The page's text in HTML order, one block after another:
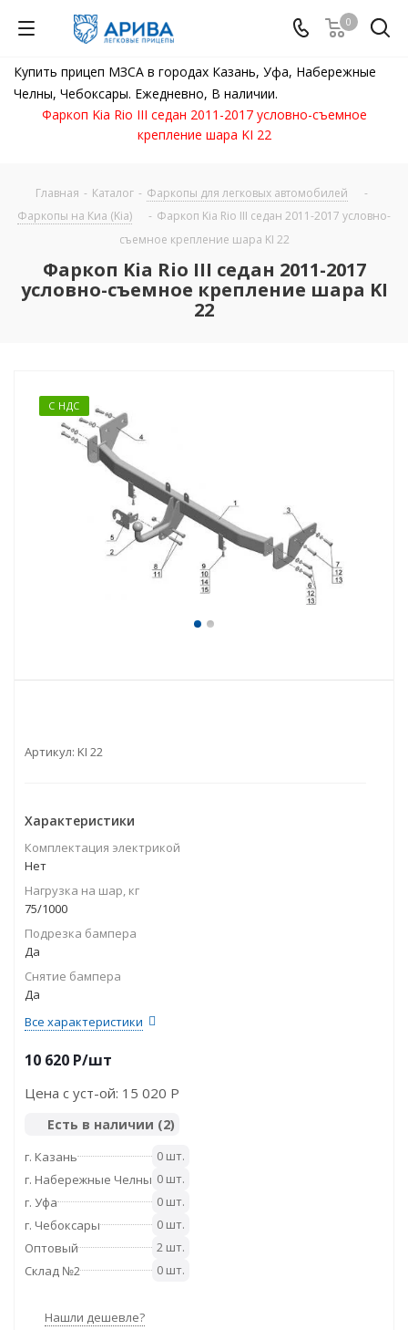
0
Купить прицеп МЗСА в городах Казань, Уфа, Набережные
Челны, Чебоксары. Ежедневно, В наличии.
Фаркоп Kia Rio III седан 2011-2017 условно-съемное
крепление шара KI 22
Главная - Каталог - Фаркопы для легковых автомобилей
-
Фаркопы на Киа (Kia)
- Фаркоп Kia Rio III седан 2011-2017 условно-
съемное крепление шара KI 22
Фаркоп Kia Rio III седан 2011-2017
условно-съемное крепление шара KI
22
С НДС
Артикул: KI 22
Характеристики
Комплектация электрикой
Нет
Нагрузка на шар, кг
75/1000
Подрезка бампера
Да
Снятие бампера
Да
Все характеристики
10 620 P/шт
Цена с уст-ой: 15 020 P
Есть в наличии (2)
г. Казань
0 шт.
г. Набережные Челны 0 шт.
г. Уфа
0 шт.
г. Чебоксары
0 шт.
Оптовый
2 шт.
Склад №2
0 шт.
Нашли дешевле?